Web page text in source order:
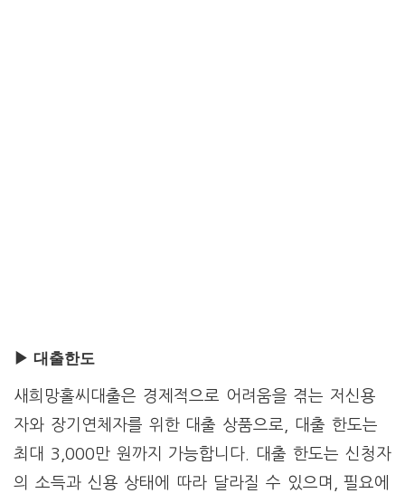
▶ 대출한도
새희망홀씨대출은 경제적으로 어려움을 겪는 저신용
자와 장기연체자를 위한 대출 상품으로, 대출 한도는
최대 3,000만 원까지 가능합니다. 대출 한도는 신청자
의 소득과 신용 상태에 따라 달라질 수 있으며, 필요에